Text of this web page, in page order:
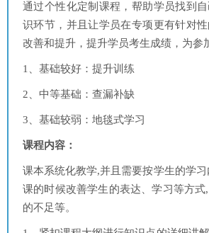
通过个性化定制课程，帮助学员找到
识环节，并且让学员在专项更有针对
改善和提升，提升学员考生成绩，为参
1、基础较好：提升训练
2、中等基础：查漏补缺
3、基础较弱：地毯式学习
课程内容：
课本系统化教学,并且需要按学生的学
课的时候改善学生的表达、学习等方式
的不足等。